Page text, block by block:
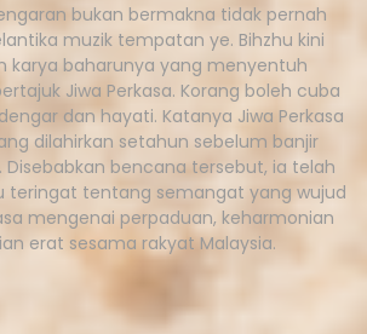
bukan bermakna tidak pernah
muzik tempatan ye. Bihzhu kini
karya baharunya yang menyentuh
Jiwa Perkasa. Korang boleh cuba
dan hayati. Katanya Jiwa Perkasa
dilahirkan setahun sebelum banjir
Disebabkan bencana tersebut, ia telah
teringat tentang semangat yang wujud
mengenai perpaduan, keharmonian
erat sesama rakyat Malaysia.